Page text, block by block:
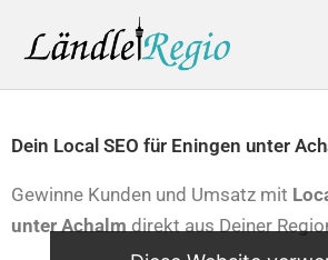
Dein Local SEO für Eningen unter
Gewinne Kunden und Umsatz mit
unter Achalm direkt aus Deiner